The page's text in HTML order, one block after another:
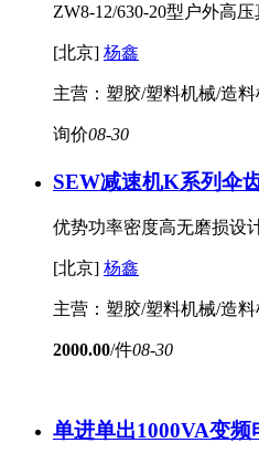
ZW8-12/630-20型户外高
[北京] 杨鑫
主营：塑胶/塑料机械/造
询价08-30
SEW减速机K系列伞
优势功率密度高无磨损设
[北京] 杨鑫
主营：塑胶/塑料机械/造
2000.00/件08-30
单进单出1000VA变频